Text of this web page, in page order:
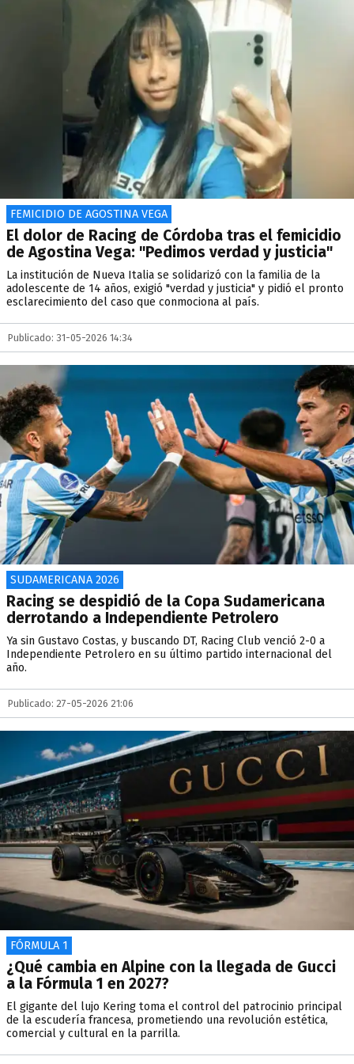
FEMICIDIO DE AGOSTINA VEGA
El dolor de Racing de Córdoba tras el femicidio
de Agostina Vega: "Pedimos verdad y justicia"
La institución de Nueva Italia se solidarizó con la familia de la
adolescente de 14 años, exigió "verdad y justicia" y pidió el pronto
esclarecimiento del caso que conmociona al país.
Publicado: 31-05-2026 14:34
SUDAMERICANA 2026
Racing se despidió de la Copa Sudamericana
derrotando a Independiente Petrolero
Ya sin Gustavo Costas, y buscando DT, Racing Club venció 2-0 a
Independiente Petrolero en su último partido internacional del
año.
Publicado: 27-05-2026 21:06
FÓRMULA 1
¿Qué cambia en Alpine con la llegada de Gucci
a la Fórmula 1 en 2027?
El gigante del lujo Kering toma el control del patrocinio principal
de la escudería francesa, prometiendo una revolución estética,
comercial y cultural en la parrilla.